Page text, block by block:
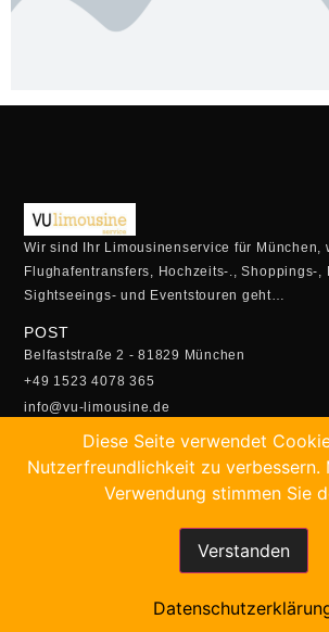
Wir sind Ihr Limousinenservice für München,
Flughafentransfers, Hochzeits-., Shoppings-,
Sightseeings- und Eventstouren geht…
POST
Belfaststraße 2 - 81829 München
+49 1523 4078 365
info@vu-limousine.de
Montag - Freitag:
05:00 Uhr - 23:00 Uhr
Samstag- Sonntag:
Buchen Sie Ihren Transfer online!
Diese Seite verwendet
Nutzerfreundlichkeit zu verbessern.
Verwendung stimmen Sie
Verstanden